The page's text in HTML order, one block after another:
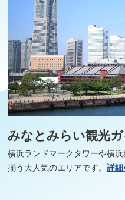
みなとみらい観光
横浜ランドマークタワーや横
揃う大人気のエリアです。詳細